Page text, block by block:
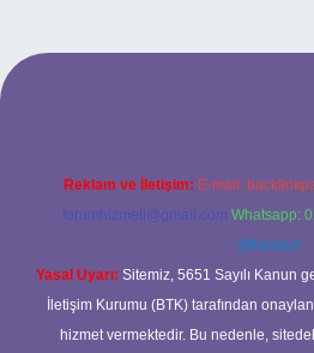
Reklam ve İletişim: E-mail:
forumhizmeti@gmail.com Whatsapp:
@karabul
Yasal Uyarı: Sitemiz, 5651 Sayılı Kanun
İletişim Kurumu (BTK) tarafından
hizmet vermektedir. Bu nedenle,